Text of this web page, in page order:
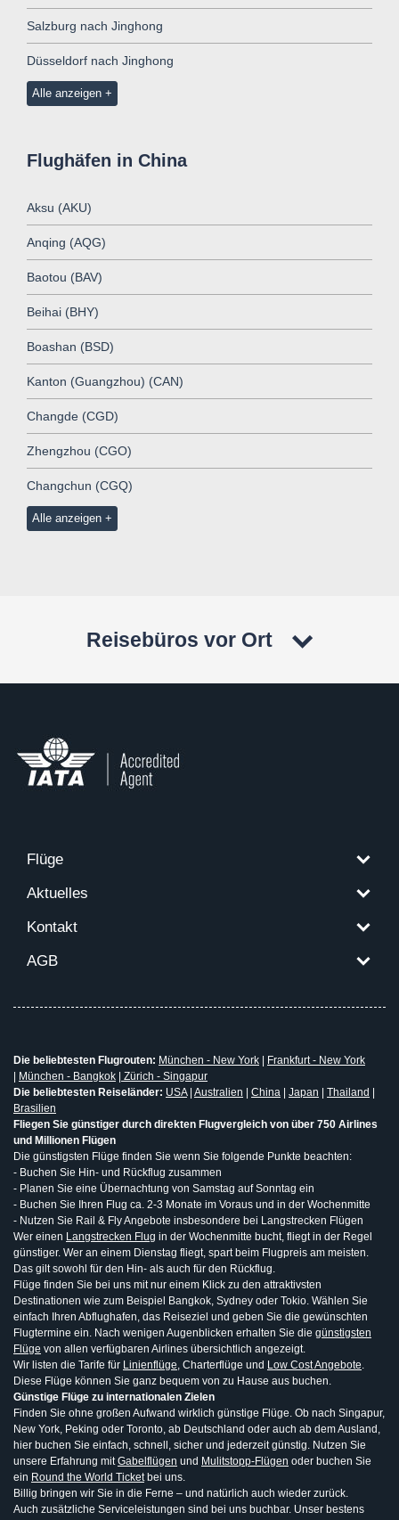
Salzburg nach Jinghong
Düsseldorf nach Jinghong
Alle anzeigen
Flughäfen in China
Aksu (AKU)
Anqing (AQG)
Baotou (BAV)
Beihai (BHY)
Boashan (BSD)
Kanton (Guangzhou) (CAN)
Changde (CGD)
Zhengzhou (CGO)
Changchun (CGQ)
Alle anzeigen
Reisebüros vor Ort
Flüge
Aktuelles
Kontakt
AGB
Die beliebtesten Flugrouten: München - New York
Frankfurt - New York
München - Bangkok
Zürich - Singapur
Die beliebtesten Reiseländer: USA| Australien China Japan Thailand
Brasilien
Fliegen Sie günstiger durch direkten Flugvergleich von über 750 Airlines
und Millionen Flügen
Die günstigsten Flüge finden Sie wenn Sie folgende Punkte beachten:
- Buchen Sie Hin- und Rückflug zusammen
- Planen Sie eine Übernachtung von Samstag auf Sonntag ein
- Buchen Sie Ihren Flug ca. 2-3 Monate im Voraus und in der Wochenmitte
- Nutzen Sie Rail & Fly Angebote insbesondere bei Langstrecken Flügen
Wer einen Langstrecken Flug in der Wochenmitte bucht, fliegt in der Regel
günstiger. Wer an einem Dienstag fliegt, spart beim Flugpreis am meisten.
Das gilt sowohl für den Hin- als auch für den Rückflug.
Flüge finden Sie bei uns mit nur einem Klick zu den attraktivsten
Destinationen wie zum Beispiel Bangkok, Sydney oder Tokio. Wählen Sie
einfach Ihren Abflughafen, das Reiseziel und geben Sie die gewünschten
Flugtermine ein. Nach wenigen Augenblicken erhalten Sie die günstigsten
Flüge von allen verfügbaren Airlines übersichtlich angezeigt.
Wir listen die Tarife für Linienflüge, Charterflüge und Low Cost Angebote.
Diese Flüge können Sie ganz bequem von zu Hause aus buchen.
Günstige Flüge zu internationalen Zielen
Finden Sie ohne großen Aufwand wirklich günstige Flüge. Ob nach Singapur,
New York, Peking oder Toronto, ab Deutschland oder auch ab dem Ausland,
hier buchen Sie einfach, schnell, sicher und jederzeit günstig. Nutzen Sie
unsere Erfahrung mitGabelflügen und Mulitstopp-Flügen oder buchen Sie
ein Round the World Ticketbei uns.
Billig bringen wir Sie in die Ferne – und natürlich auch wieder zurück.
Auch zusätzliche Serviceleistungen sind bei uns buchbar. Unser bestens